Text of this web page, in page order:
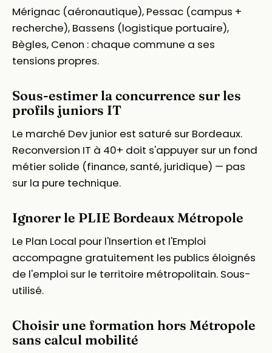
Mérignac (aéronautique), Pessac (campus +
recherche), Bassens (logistique portuaire),
Bègles, Cenon : chaque commune a ses
tensions propres.
Sous-estimer la concurrence sur les
profils juniors IT
Le marché Dev junior est saturé sur Bordeaux.
Reconversion IT à 40+ doit s'appuyer sur un fond
métier solide (finance, santé, juridique) — pas
sur la pure technique.
Ignorer le PLIE Bordeaux Métropole
Le Plan Local pour l'Insertion et l'Emploi
accompagne gratuitement les publics éloignés
de l'emploi sur le territoire métropolitain. Sous-
utilisé.
Choisir une formation hors Métropole
sans calcul mobilité